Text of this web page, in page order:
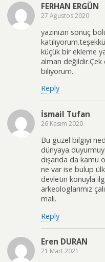
FERHAN ERGÜN
27 Ağustos 2020
yazınızın sonuç
küçük bir ekleme
alman değildir.Çek
biliyorum.
Reply
İsmail Tufan
26 Kasım 2020
Bu güzel bilgiyi
dünyaya
dışarıda da kamu
ne var ise bulup
devletin konuyla
arkeologlarımız
malı.
Reply
Eren DURAN
21 Mart 2021